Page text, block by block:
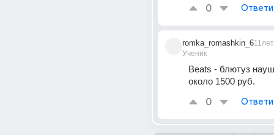
0
romka_romashkin_6
Ученик
11лет
Beats - блютуз
около 1500 руб.
0